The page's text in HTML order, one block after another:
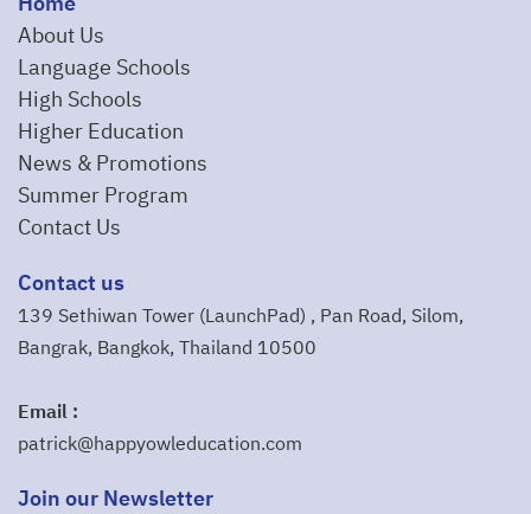
About Us
Language Schools
High Schools
Higher Education
News & Promotions
Summer Program
Contact Us
Contact us
139 Sethiwan Tower (LaunchPad) , Pan Road, Silom,
Bangrak, Bangkok, Thailand 10500
Email :
patrick@happyowleducation.com
Join our Newsletter